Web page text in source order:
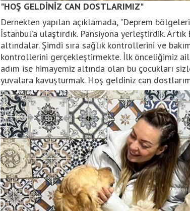
"HOŞ GELDİNİZ CAN DOSTLARIMIZ"
Dernekten yapılan açıklamada, "Deprem
İstanbul’a ulaştırdık. Pansiyona yerleştirdik.
altındalar. Şimdi sıra sağlık kontrollerini ve
kontrollerini gerçekleştirmekte. İlk önceliğimiz
adım ise himayemiz altında olan bu çocukları
yuvalara kavuşturmak. Hoş geldiniz can